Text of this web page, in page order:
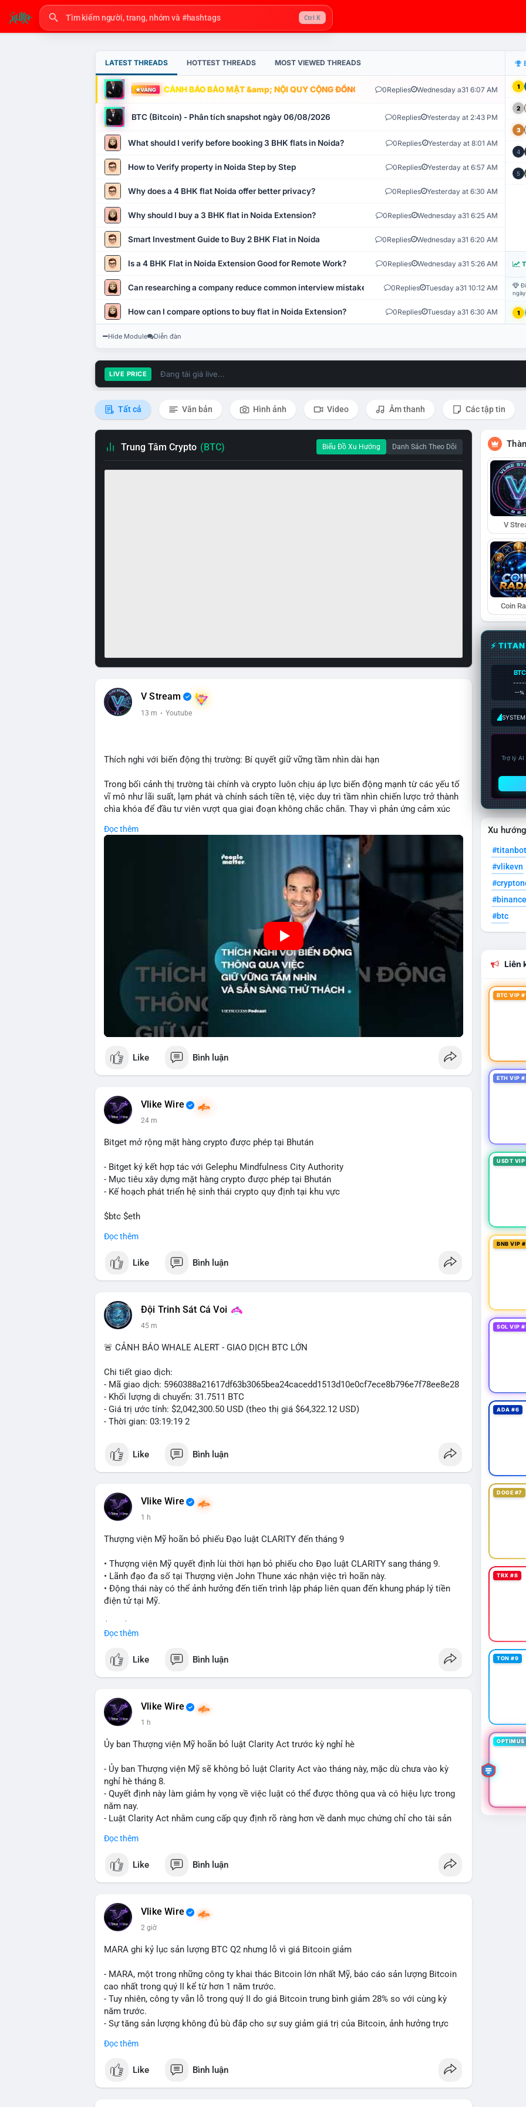
Ctrl K
LATEST THREADS HOTTEST THREADS MOST VIEWED THREADS
VÀNG CẢNH BÁO BẢO MẬT &amp; NỘI QUY CỘNG ĐỒNG VLIKE.VN: HỆ THỐNG GIÁM SÁT TỰ
0Replies Wednesday a31 6:07 AM
BTC (Bitcoin) - Phân tích snapshot ngày 06/08/2026 0Replies Yesterday at 2:43 PM
What should I verify before booking 3 BHK flats in Noida? 0Replies Yesterday at 8:01 AM
How to Verify property in Noida Step by Step 0Replies Yesterday at 6:57 AM
Why does a 4 BHK flat Noida offer better privacy? 0Replies Yesterday at 6:30 AM
Why should I buy a 3 BHK flat in Noida Extension? 0Replies Wednesday a31 6:25 AM
Smart Investment Guide to Buy 2 BHK Flat in Noida 0Replies Wednesday a31 6:20 AM
Is a 4 BHK Flat in Noida Extension Good for Remote Work? 0Replies Wednesday a31 5:26 AM
Can researching a company reduce common interview mistakes? 0Replies Tuesday a31 10:12 AM
How can I compare options to buy flat in Noida Extension? 0Replies Tuesday a31 6:30 AM
1
2
3
4
5
1
Hide Module Diễn đàn
LIVE PRICE Đang tải giá live...
Tất cả Văn bản Hình ảnh Video Âm thanh Các tập tin
Trung Tâm Crypto (BTC) Biểu Đồ Xu Hướng Danh Sách Theo Dõi
V Stream
13 m · Youtube
Thích nghi với biến động thị trường: Bí quyết giữ vững tầm nhìn dài hạn
Trong bối cảnh thị trường tài chính và crypto luôn chịu áp lực biến động mạnh từ các yếu tố
vĩ mô như lãi suất, lạm phát và chính sách tiền tệ, việc duy trì tầm nhìn chiến lược trở thành
chìa khóa để đầu tư viên vượt qua giai đoạn không chắc chắn. Thay vì phản ứng cảm xúc
cơ bản, phân배 tài sản hợp lý và kiên持 theo kế hoạch đã định. Điều này không chỉ giúp
giảm rủi ro mà còn tạo điều kiện để tận dụng cơ hội khi thị trường phục hồi.
Đọc thêm
Like Bình luận
Vlike Wire
24 m
Bitget mở rộng mặt hàng crypto được phép tại Bhután
- Bitget ký kết hợp tác với Gelephu Mindfulness City Authority
- Mục tiêu xây dựng mặt hàng crypto được phép tại Bhután
- Kế hoạch phát triển hệ sinh thái crypto quy định tại khu vực
$btc $eth
#vlikevn
📰 Nguồn: Cointelegraph
Đọc thêm
Like Bình luận
Đội Trinh Sát Cá Voi
45 m
🚨 CẢNH BÁO WHALE ALERT - GIAO DỊCH BTC LỚN
Chi tiết giao dịch:
- Mã giao dịch: 5960388a21617df63b3065bea24cacedd1513d10e0cf7ece8b796e7f78ee8e28
- Khối lượng di chuyển: 31.7511 BTC
- Giá trị ước tính: $2,042,300.50 USD (theo thị giá $64,322.12 USD)
- Thời gian: 03:19:19 2
Like Bình luận
Vlike Wire
1 h
Thượng viện Mỹ hoãn bỏ phiếu Đạo luật CLARITY đến tháng 9
• Thượng viện Mỹ quyết định lùi thời hạn bỏ phiếu cho Đạo luật CLARITY sang tháng 9.
• Lãnh đạo đa số tại Thượng viện John Thune xác nhận việc trì hoãn này.
• Động thái này có thể ảnh hưởng đến tiến trình lập pháp liên quan đến khung pháp lý tiền
điện tử tại Mỹ.
📰 Nguồn: Cointelegraph
Đọc thêm
Like Bình luận
Vlike Wire
1 h
Ủy ban Thượng viện Mỹ hoãn bỏ luật Clarity Act trước kỳ nghỉ hè
- Ủy ban Thượng viện Mỹ sẽ không bỏ luật Clarity Act vào tháng này, mặc dù chưa vào kỳ
nghỉ hè tháng 8.
- Quyết định này làm giảm hy vọng về việc luật có thể được thông qua và có hiệu lực trong
năm nay.
- Luật Clarity Act nhằm cung cấp quy định rõ ràng hơn về danh mục chứng chỉ cho tài sản
- Sự trì hoãn có thể ảnh hưởng đến sự tin tưởng của nhà đầu tư và phát triển thị trường
$btc $eth
#vlikevn
📰 Nguồn: CoinDesk
Đọc thêm
Like Bình luận
Vlike Wire
2 giờ
MARA ghi kỷ lục sản lượng BTC Q2 nhưng lỗ vì giá Bitcoin giảm
- MARA, một trong những công ty khai thác Bitcoin lớn nhất Mỹ, báo cáo sản lượng Bitcoin
cao nhất trong quý II kể từ hơn 1 năm trước.
- Tuy nhiên, công ty vẫn lỗ trong quý II do giá Bitcoin trung bình giảm 28% so với cùng kỳ
năm trước.
- Sự tăng sản lượng không đủ bù đắp cho sự suy giảm giá trị của Bitcoin, ảnh hưởng trực
#vlikevn #titanbot
Đọc thêm
Like Bình luận
V
Coin
⚡
BTC
--%
Trợ lý
Xu
#titanbot
#vlikevn
#btc
Liên
BTC VIP
ETH VIP
USDT
BNB VIP
SOL VIP
ADA #6
DOGE #7
TRX #8
TON #9
OPTIMUS